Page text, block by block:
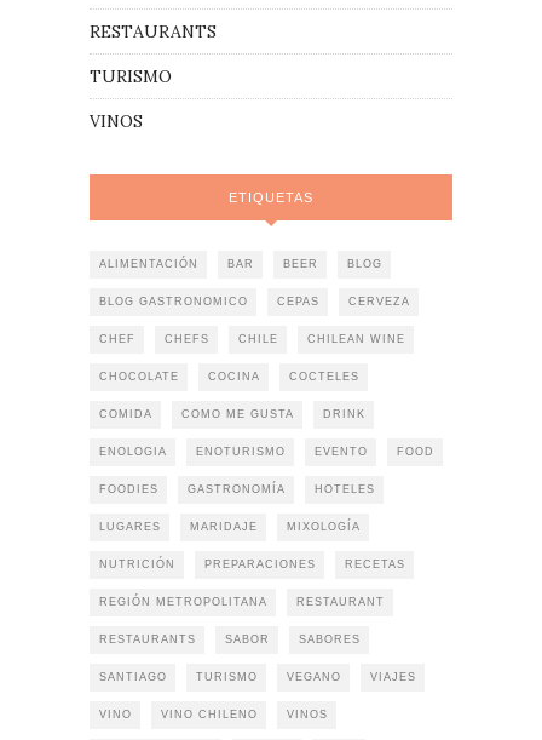
RESTAURANTS
TURISMO
VINOS
ETIQUETAS
ALIMENTACIÓN BAR BEER BLOG
BLOG GASTRONOMICO CEPAS CERVEZA
CHEF CHEFS CHILE CHILEAN WINE
CHOCOLATE COCINA COCTELES
COMIDA COMO ME GUSTA DRINK
ENOLOGIA ENOTURISMO EVENTO FOOD
FOODIES GASTRONOMÍA HOTELES
LUGARES MARIDAJE MIXOLOGÍA
NUTRICIÓN PREPARACIONES RECETAS
REGIÓN METROPOLITANA RESTAURANT
RESTAURANTS SABOR SABORES
SANTIAGO TURISMO VEGANO VIAJES
VINO VINO CHILENO VINOS